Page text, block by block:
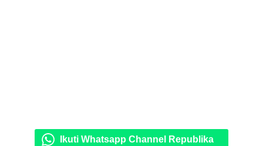
Ikuti Whatsapp Channel Republika